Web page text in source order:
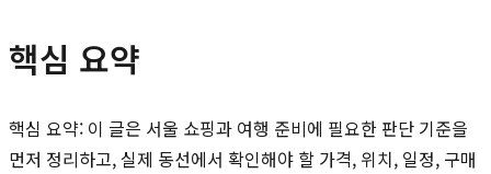
핵심 요약
핵심 요약: 이 글은 서울 쇼핑과 여행 준비에 필요한 판단 기준을
먼저 정리하고, 실제 동선에서 확인해야 할 가격, 위치, 일정, 구매